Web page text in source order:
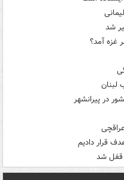
شد
لبنان
در پیرانشهر
قرار دادیم
قفل شد